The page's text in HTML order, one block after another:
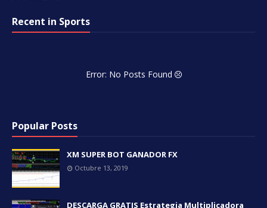
Recent in Sports
Error: No Posts Found
Popular Posts
XM SUPER BOT GANADOR FX
Octubre 13, 2019
DESCARGA GRATIS Estrategia Multiplicadora